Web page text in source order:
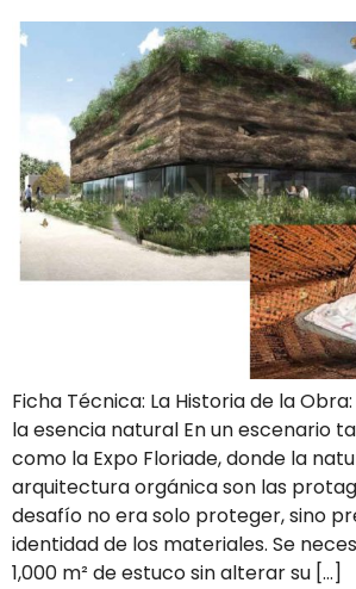
Ficha Técnica: La Historia de la
la esencia natural En un escenario
como la Expo Floriade, donde la
arquitectura orgánica son las
desafío no era solo proteger, sino
identidad de los materiales. Se
1,000 m² de estuco sin alterar su […]